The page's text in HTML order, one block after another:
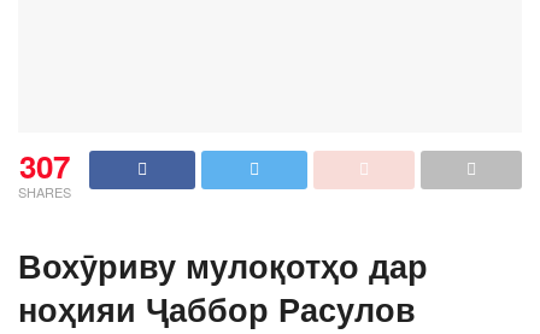
307
SHARES
Вохӯриву мулоқотҳо дар
ноҳияи Ҷаббор Расулов